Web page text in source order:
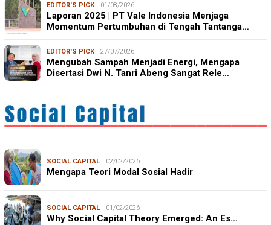
EDITOR'S PICK 01/08/2026
Laporan 2025 | PT Vale Indonesia Menjaga
Momentum Pertumbuhan di Tengah Tantanga…
EDITOR'S PICK 27/07/2026
Mengubah Sampah Menjadi Energi, Mengapa
Disertasi Dwi N. Tanri Abeng Sangat Rele…
SOCIAL CAPITAL 02/02/2026
Mengapa Teori Modal Sosial Hadir
SOCIAL CAPITAL 01/02/2026
Why Social Capital Theory Emerged: An Es…